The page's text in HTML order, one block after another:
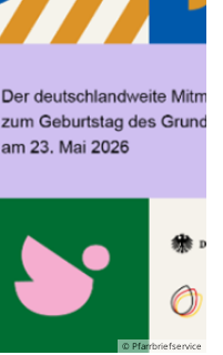
© Pfarrbriefservice